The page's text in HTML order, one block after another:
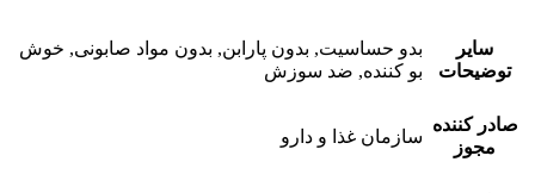
سایر
توضیحات
بدو حساسیت, بدون پارابن, بدون مواد صابونی, خوش
بو کننده, ضد سوزش
صادر کننده
مجوز
سازمان غذا و دارو